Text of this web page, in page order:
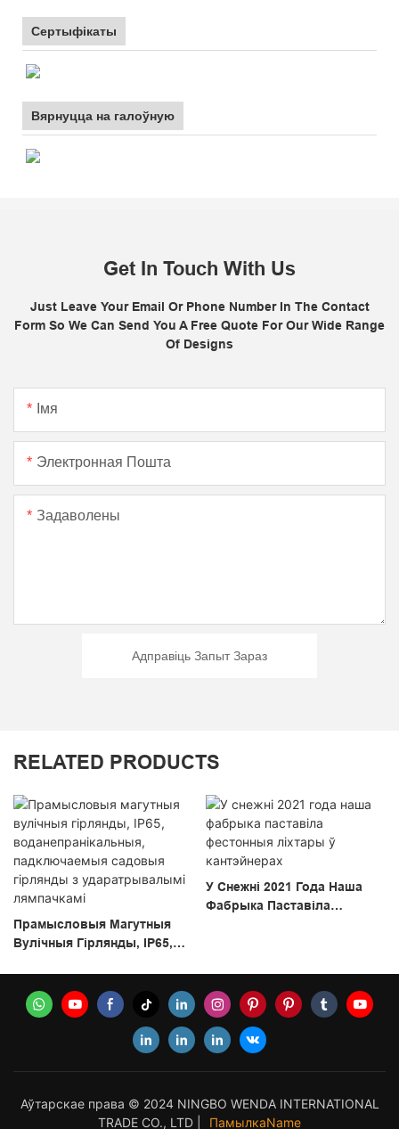
Сертыфікаты
Вярнуцца на галоўную
Get In Touch With Us
Just Leave Your Email Or Phone Number In The Contact
Form So We Can Send You A Free Quote For Our Wide Range
Of Designs
Імя
Электронная Пошта
Задаволены
Адправіць Запыт Зараз
RELATED PRODUCTS
Прамысловыя Магутныя
Вулічныя Гірлянды, IP65,
Гірлянды З
Ударатрывалымі
У Снежні 2021 Года Наша
Фабрыка Паставіла
Аўтарскае права © 2024 NINGBO WENDA INTERNATIONAL
TRADE CO., LTD |
ПамылкаName